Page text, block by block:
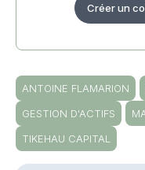
Créer un
ANTOINE FLAMARION
GESTION D'ACTIFS
TIKEHAU CAPITAL